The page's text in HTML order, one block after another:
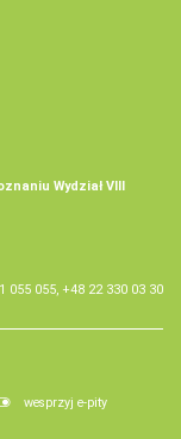
Wydział VIII
055, +48 22 330 03 30
wesprzyj e-pity